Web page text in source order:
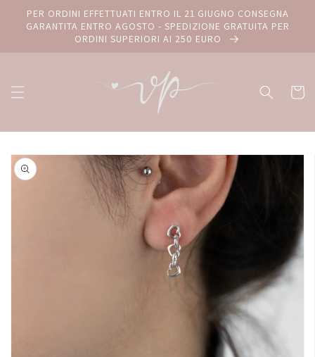
direttamente
ai contenuti
PER ORDINI EFFETTUATI ENTRO IL 21 GIUGNO CONSEGNA
GARANTITA ENTRO AGOSTO - SPEDIZIONE GRATUITA PER
ORDINI SUPERIORI AI 250 EURO
Carrello
Passa alle
informazioni
sul prodotto